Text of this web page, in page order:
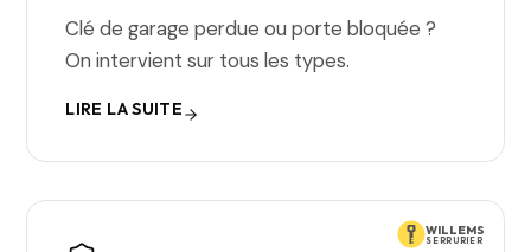
Clé de garage perdue ou porte bloquée ?
On intervient sur tous les types.
LIRE LA SUITE
WILLEMS
SERRURIER